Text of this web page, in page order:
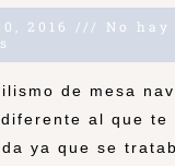
2016
No hay
de mesa
al que te
ya que se